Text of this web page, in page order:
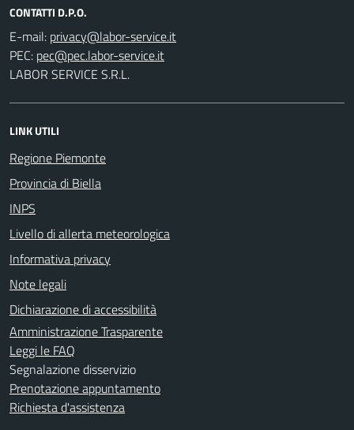
CONTATTI D.P.O.
E-mail:
PEC:
LABOR SERVICE S.R.L.
LINK UTILI
Regione Piemonte
Provincia di Biella
INPS
Livello di allerta meteorologica
Informativa privacy
Note legali
Dichiarazione di accessibilità
Amministrazione Trasparente
Leggi le FAQ
Segnalazione disservizio
Prenotazione appuntamento
Richiesta d'assistenza